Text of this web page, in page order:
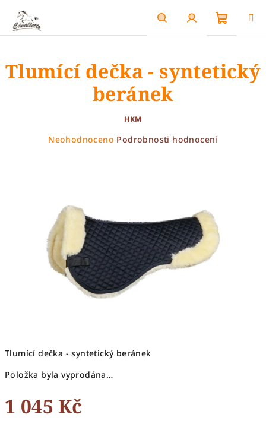
obsah
HledatPřihlášení
košík
Tlumící dečka - syntetický beránek
Položka byla vyprodána…
1 045 Kč
Tlumící dečka - syntetický
beránek
HKM
Průměrné
hvězdiček.
Neohodnoceno Podrobnosti hodnocení